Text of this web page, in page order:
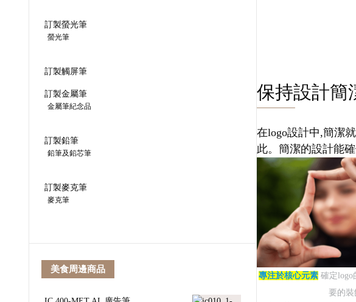
保持設計簡
在logo設計中,簡潔
此。簡潔的設計能
專注於核心元素 確定logo
要的裝
訂製螢光筆
螢光筆
訂製觸屏筆
訂製金屬筆
金屬筆紀念品
訂製鉛筆
鉛筆及鉛芯筆
訂製麥克筆
麥克筆
美食周邊商品